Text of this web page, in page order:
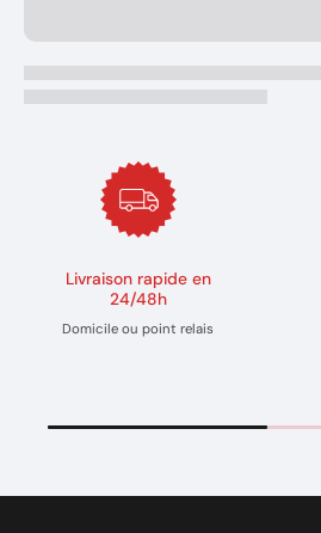
Livraison rapide en
24/48h
Domicile ou point relais